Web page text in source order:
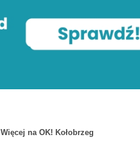
Więcej na OK! Kołobrzeg